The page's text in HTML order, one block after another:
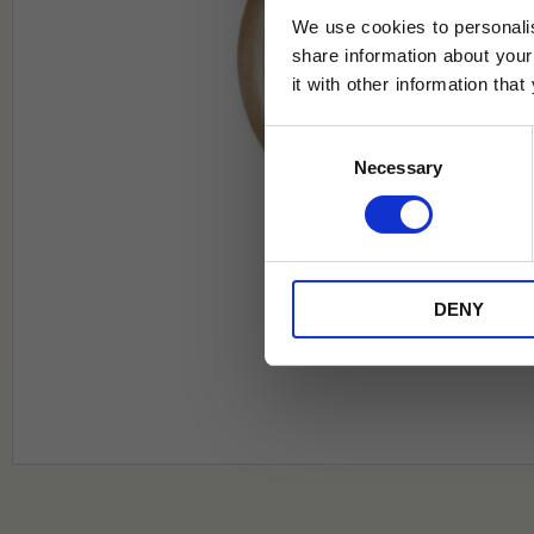
We use cookies to
share information about
it with other information that
Necessary
DENY
Jag samtycker till Tehuset Javas
* Rabatten gäller endast online på
på ordinarie priser och kan ej